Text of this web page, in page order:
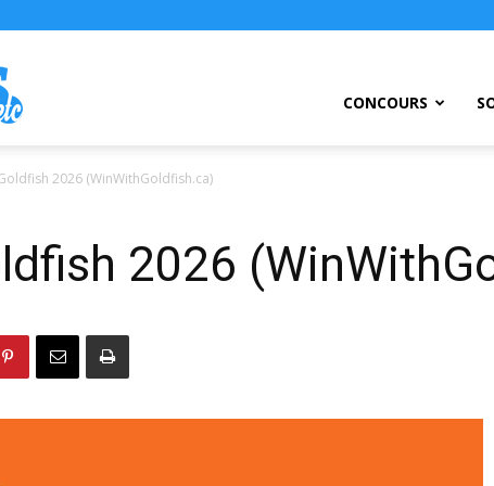
CONCOURS
2026 (WinWithGoldfish.ca)
2026